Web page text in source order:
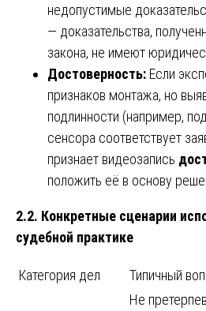
недопустимые
— доказательства,
закона, не имеют
Достоверность: Если
признаков монтажа, но
подлинности (например,
сенсора соответствует
признает видеозапись
положить её в основу
2.2. Конкретные сценарии
судебной практике
Категория дел
Типичный
Не